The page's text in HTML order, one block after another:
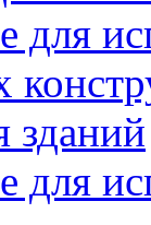
для
зданий
для